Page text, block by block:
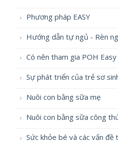
Phương pháp EASY
Hướng dẫn tự ngủ - Rèn
Có nên tham gia POH Easy
Sự phát triển của trẻ sơ
Nuôi con bằng sữa mẹ
Nuôi con bằng sữa công
Sức khỏe bé và các vấn đề